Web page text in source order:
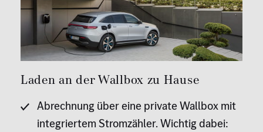
Laden an der Wallbox zu Hause
Abrechnung über eine private Wallbox mit
integriertem Stromzähler. Wichtig dabei: